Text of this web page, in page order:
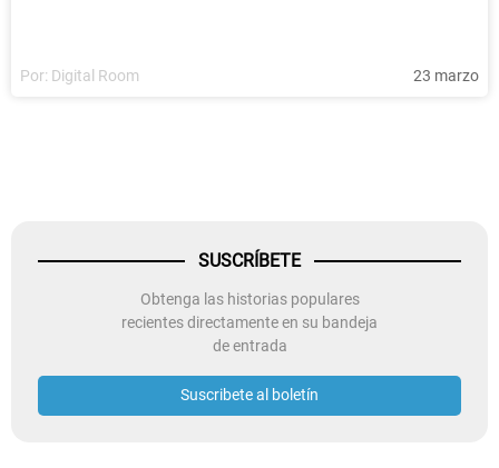
Por: Digital Room 23 marzo
SUSCRÍBETE
Obtenga las historias populares
recientes directamente en su bandeja
de entrada
Suscribete al boletín